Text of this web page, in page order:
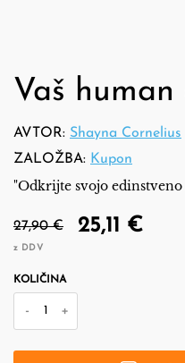
Vaš human
AVTOR: Shayna Cornelius
ZALOŽBA: Kupon
"Odkrijte svojo
27,90 € 25,11 €
z DDV
KOLIČINA
- +